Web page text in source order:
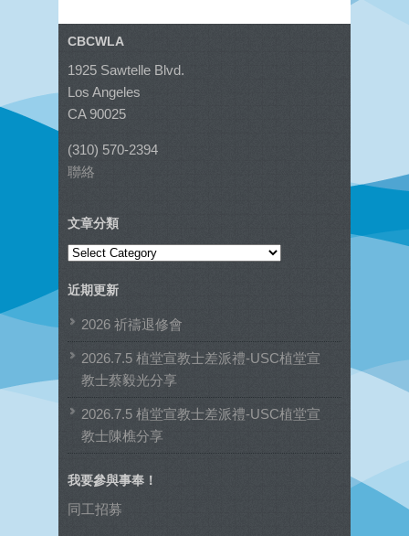
CBCWLA
1925 Sawtelle Blvd.
Los Angeles
CA 90025
(310) 570-2394
聯絡
文章分類
文
分
類
近期更新
2026 祈禱退修會
2026.7.5 植堂宣教士差派禮-USC植堂宣
教士蔡毅光分享
2026.7.5 植堂宣教士差派禮-USC植堂宣
教士陳樵分享
我要參與事奉！
同工招募